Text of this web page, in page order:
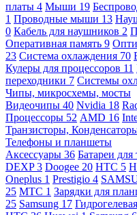
платы 4 Мыши 19
1 Проводные мыши 13
0 Кабель для наушников 2
Оперативная память 9
23 Система охлаждения 70
Кулеры для процессоров 11
переходники 7 Системы
Чипы, микросхемы, мосты
Видеочипы 40 Nvidia 18
Процессоры 52 AMD 16
Транзисторы,
Телефоны и планшеты
Аксессуары 36 Батареи для
DEXP3 Doogee 20 HTC 5
Oneplus 1 Prestigio 4
25 МТС 1 Зарядки для
25 Samsung 17